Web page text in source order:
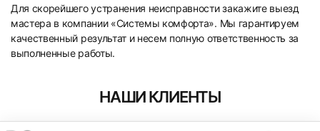
Для скорейшего устранения неисправности закажите выезд
мастера в компании «Системы комфорта». Мы гарантируем
качественный результат и несем полную ответственность за
выполненные работы.
НАШИ КЛИЕНТЫ